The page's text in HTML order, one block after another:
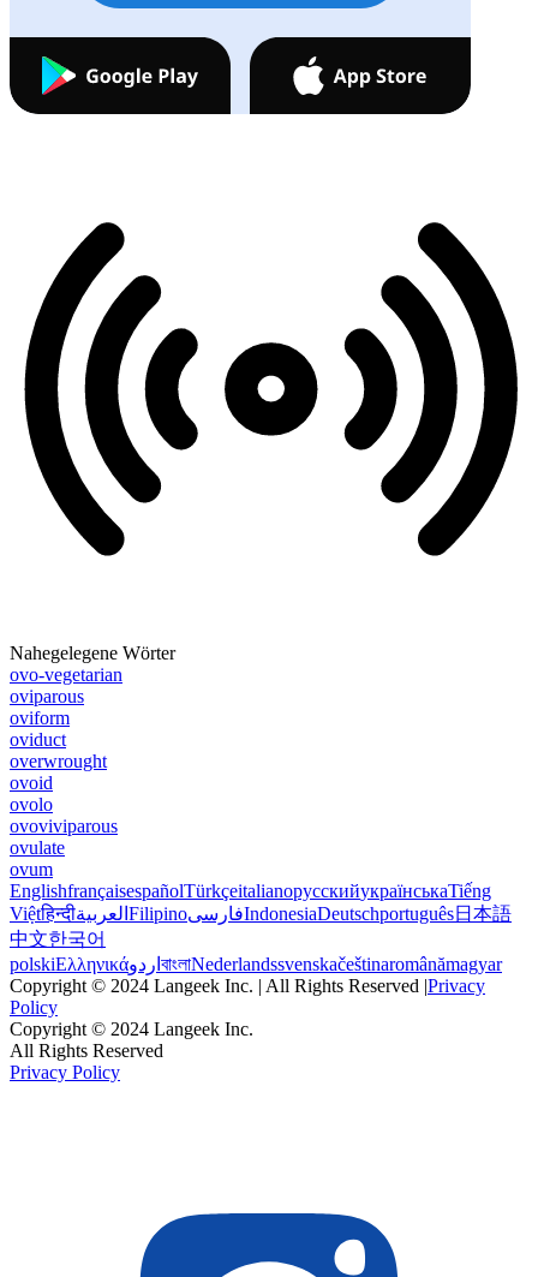
Nahegelegene Wörter
ovo-vegetarian
oviparous
oviform
oviduct
overwrought
ovoid
ovolo
ovoviviparous
ovulate
ovum
EnglishfrançaisespañolTürkçeitalianoрусскийукраїнськаTiếng
Việtहिन्दीالعربية FilipinoفارسیIndonesiaDeutschportuguês日本語
中文한국어
polskiΕλληνικάاردو বাংলাNederlandssvenskačeštinaromânămagyar
Copyright © 2024 Langeek Inc. | All Rights Reserved |Privacy
Policy
Copyright © 2024 Langeek Inc.
All Rights Reserved
Privacy Policy